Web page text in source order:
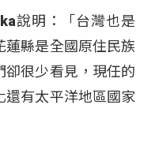
說明：「台灣也是
蓮縣是全國原住民族
卻很少看見，現任的
還有太平洋地區國家